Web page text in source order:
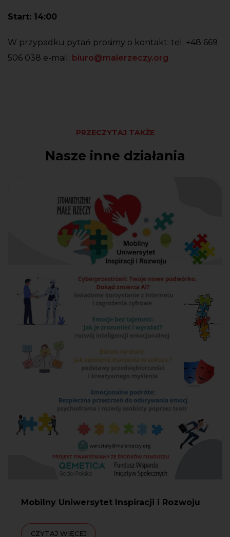
Start: 14:00
W przypadku pytań prosimy o kontakt: tel. +48 669
506 038 e-mail: biuro@malerzeczy.org
PRZECZYTAJ TAKŻE
Nasze inne działania
Mobilny Uniwersytet Inspiracji i Rozwoju
CZYTAJ WIĘCEJ